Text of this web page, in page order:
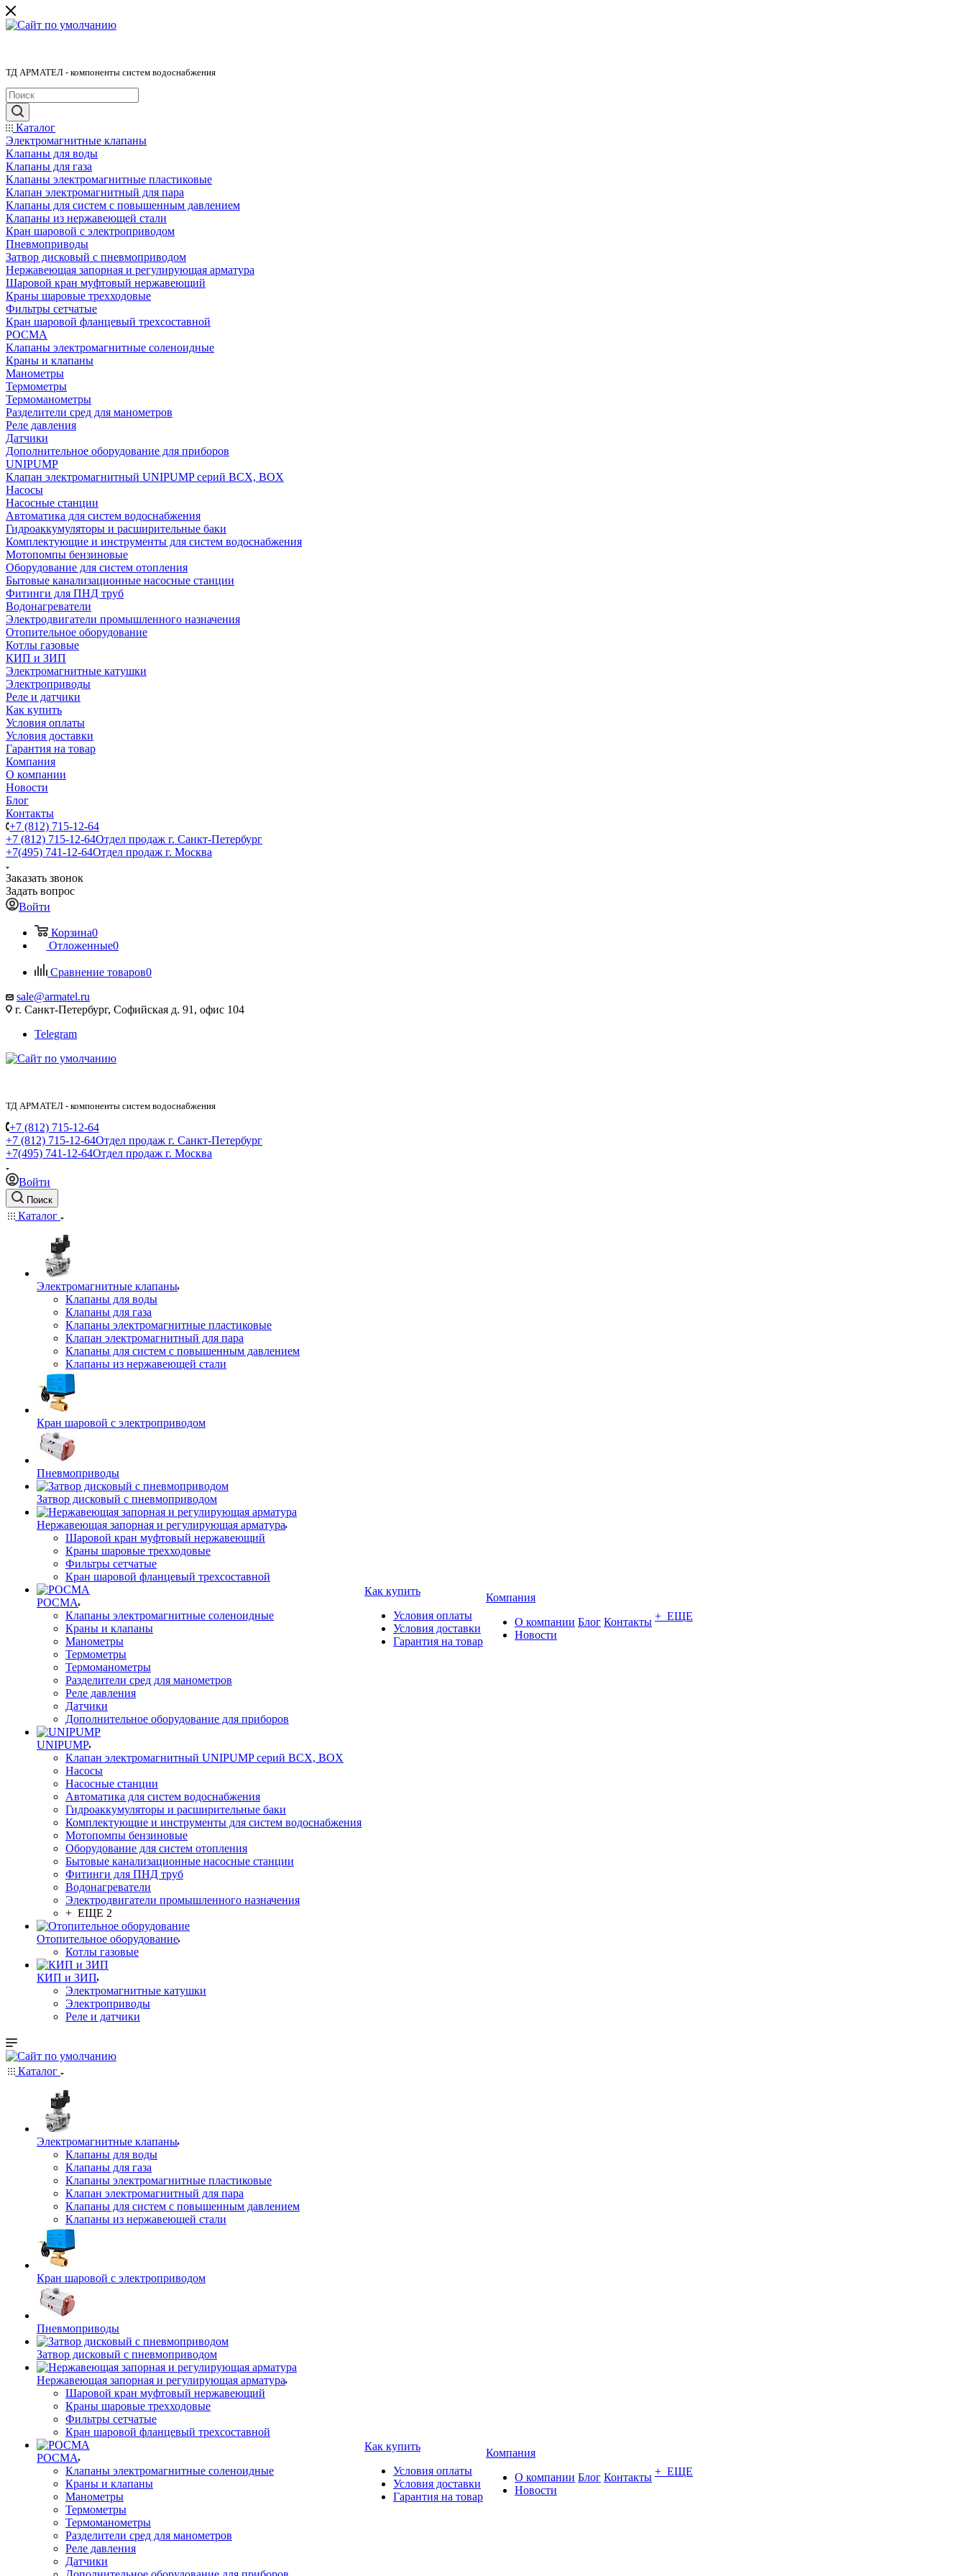
ТД АРМАТЕЛ - компоненты систем водоснабжения
Каталог
Электромагнитные клапаны
Клапаны для воды
Клапаны для газа
Клапаны электромагнитные пластиковые
Клапан электромагнитный для пара
Клапаны для систем с повышенным давлением
Клапаны из нержавеющей стали
Кран шаровой с электроприводом
Пневмоприводы
Затвор дисковый с пневмоприводом
Нержавеющая запорная и регулирующая арматура
Шаровой кран муфтовый нержавеющий
Краны шаровые трехходовые
Фильтры сетчатые
Кран шаровой фланцевый трехсоставной
РОСМА
Клапаны электромагнитные соленоидные
Краны и клапаны
Манометры
Термометры
Термоманометры
Разделители сред для манометров
Реле давления
Датчики
Дополнительное оборудование для приборов
UNIPUMP
Клапан электромагнитный UNIPUMP серий BCX, BOX
Насосы
Насосные станции
Автоматика для систем водоснабжения
Гидроаккумуляторы и расширительные баки
Комплектующие и инструменты для систем водоснабжения
Мотопомпы бензиновые
Оборудование для систем отопления
Бытовые канализационные насосные станции
Фитинги для ПНД труб
Водонагреватели
Электродвигатели промышленного назначения
Отопительное оборудование
Котлы газовые
КИП и ЗИП
Электромагнитные катушки
Электроприводы
Реле и датчики
Как купить
Условия оплаты
Условия доставки
Гарантия на товар
Компания
О компании
Новости
Блог
Контакты
+7 (812) 715-12-64
+7 (812) 715-12-64Отдел продаж г. Санкт-Петербург
+7(495) 741-12-64Отдел продаж г. Москва
Заказать звонок
Задать вопрос
Войти
Корзина0
Отложенные0
Сравнение товаров0
sale@armatel.ru
г. Санкт-Петербург, Софийская д. 91, офис 104
Telegram
ТД АРМАТЕЛ - компоненты систем водоснабжения
+7 (812) 715-12-64
+7 (812) 715-12-64Отдел продаж г. Санкт-Петербург
+7(495) 741-12-64Отдел продаж г. Москва
Войти
Поиск
Каталог
Электромагнитные клапаны
Клапаны для воды
Клапаны для газа
Клапаны электромагнитные пластиковые
Клапан электромагнитный для пара
Клапаны для систем с повышенным давлением
Клапаны из нержавеющей стали
Кран шаровой с электроприводом
Пневмоприводы
Затвор дисковый с пневмоприводом
Нержавеющая запорная и регулирующая арматура
Шаровой кран муфтовый нержавеющий
Краны шаровые трехходовые
Фильтры сетчатые
Кран шаровой фланцевый трехсоставной
РОСМА
Клапаны электромагнитные соленоидные
Краны и клапаны
Манометры
Термометры
Термоманометры
Разделители сред для манометров
Реле давления
Датчики
Дополнительное оборудование для приборов
UNIPUMP
Клапан электромагнитный UNIPUMP серий BCX, BOX
Насосы
Насосные станции
Автоматика для систем водоснабжения
Гидроаккумуляторы и расширительные баки
Комплектующие и инструменты для систем водоснабжения
Мотопомпы бензиновые
Оборудование для систем отопления
Бытовые канализационные насосные станции
Фитинги для ПНД труб
Водонагреватели
Электродвигатели промышленного назначения
+ ЕЩЕ 2
Отопительное оборудование
Котлы газовые
КИП и ЗИП
Электромагнитные катушки
Электроприводы
Реле и датчики
Как купить
Условия оплаты
Условия доставки
Гарантия на товар
Компания
О компании
Новости
Блог Контакты + ЕЩЕ
Каталог
Электромагнитные клапаны
Клапаны для воды
Клапаны для газа
Клапаны электромагнитные пластиковые
Клапан электромагнитный для пара
Клапаны для систем с повышенным давлением
Клапаны из нержавеющей стали
Кран шаровой с электроприводом
Пневмоприводы
Затвор дисковый с пневмоприводом
Нержавеющая запорная и регулирующая арматура
Шаровой кран муфтовый нержавеющий
Краны шаровые трехходовые
Фильтры сетчатые
Кран шаровой фланцевый трехсоставной
РОСМА
Клапаны электромагнитные соленоидные
Краны и клапаны
Манометры
Термометры
Термоманометры
Разделители сред для манометров
Реле давления
Датчики
Как купить
Условия оплаты
Условия доставки
Гарантия на товар
Компания
О компании
Новости
Блог Контакты + ЕЩЕ